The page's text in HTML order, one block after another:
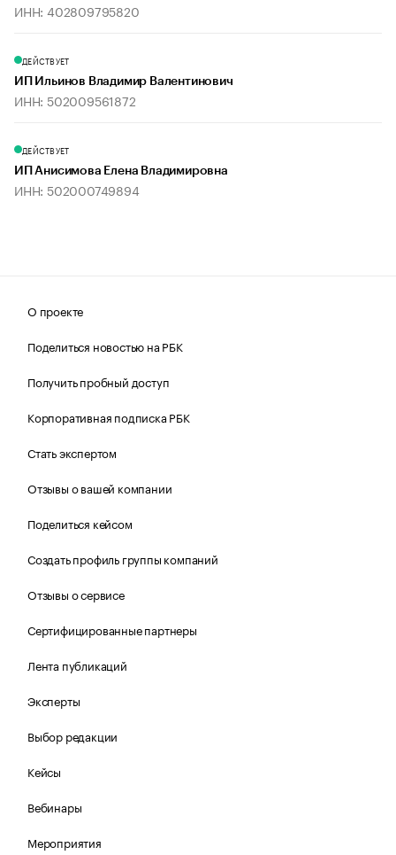
ИНН: 402809795820
ДЕЙСТВУЕТ
ИП Ильинов Владимир Валентинович
ИНН: 502009561872
ДЕЙСТВУЕТ
ИП Анисимова Елена Владимировна
ИНН: 502000749894
О проекте
Поделиться новостью на РБК
Получить пробный доступ
Корпоративная подписка РБК
Стать экспертом
Отзывы о вашей компании
Поделиться кейсом
Создать профиль группы компаний
Отзывы о сервисе
Сертифицированные партнеры
Лента публикаций
Эксперты
Выбор редакции
Кейсы
Вебинары
Мероприятия